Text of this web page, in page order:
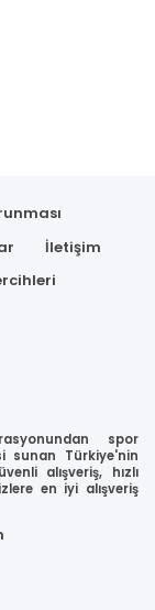
İletişim
spor
sunan Türkiye'nin
alışveriş, hızlı
en iyi alışveriş